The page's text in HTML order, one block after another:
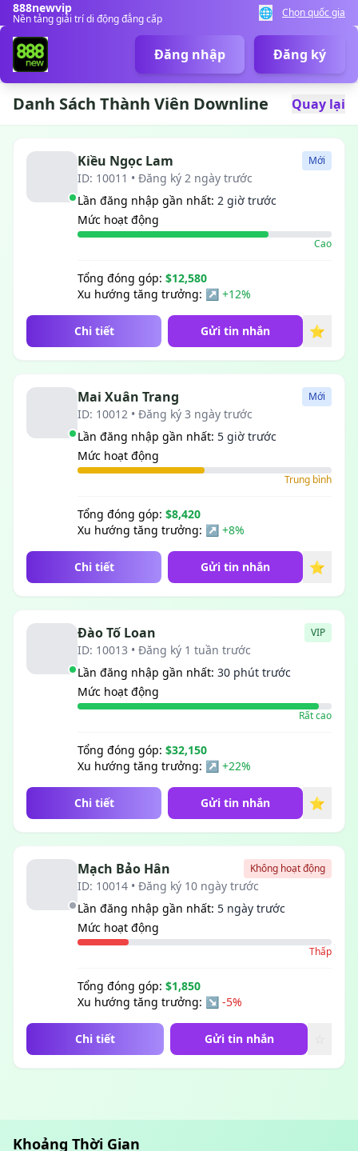
888newvip
Nền tảng giải trí di động đẳng cấp 🌐 Chọn quốc gia
Đăng nhập Đăng ký
Danh Sách Thành Viên Downline Quay lại
Kiều Ngọc Lam Mới
ID: 10011 • Đăng ký 2 ngày trước
Lần đăng nhập gần nhất: 2 giờ trước
Mức hoạt động
Cao
Tổng đóng góp: $12,580
Xu hướng tăng trưởng: ↗ +12%
Chi tiết Gửi tin nhắn ⭐
Mai Xuân Trang Mới
ID: 10012 • Đăng ký 3 ngày trước
Lần đăng nhập gần nhất: 5 giờ trước
Mức hoạt động
Trung bình
Tổng đóng góp: $8,420
Xu hướng tăng trưởng: ↗ +8%
Chi tiết Gửi tin nhắn ⭐
Đào Tố Loan VIP
ID: 10013 • Đăng ký 1 tuần trước
Lần đăng nhập gần nhất: 30 phút trước
Mức hoạt động
Rất cao
Tổng đóng góp: $32,150
Xu hướng tăng trưởng: ↗ +22%
Chi tiết Gửi tin nhắn ⭐
Mạch Bảo Hân Không hoạt động
ID: 10014 • Đăng ký 10 ngày trước
Lần đăng nhập gần nhất: 5 ngày trước
Mức hoạt động
Thấp
Tổng đóng góp: $1,850
Xu hướng tăng trưởng: ↘ -5%
Chi tiết Gửi tin nhắn
Khoảng Thời Gian